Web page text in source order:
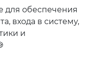
для обеспечения
входа в систему,
и